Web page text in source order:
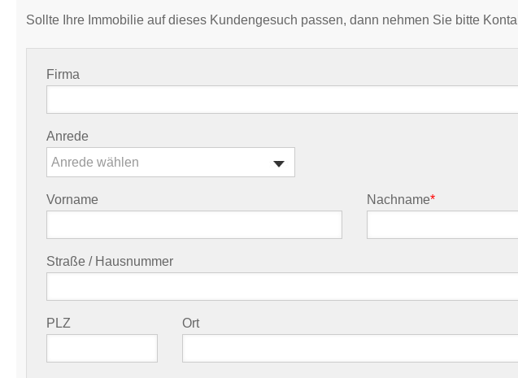
Sollte Ihre Immobilie auf dieses Kundengesuch passen, dann nehmen Sie bitte
Firma
Anrede
Anrede wählen
Vorname Nachname*
Straße / Hausnummer
PLZ Ort